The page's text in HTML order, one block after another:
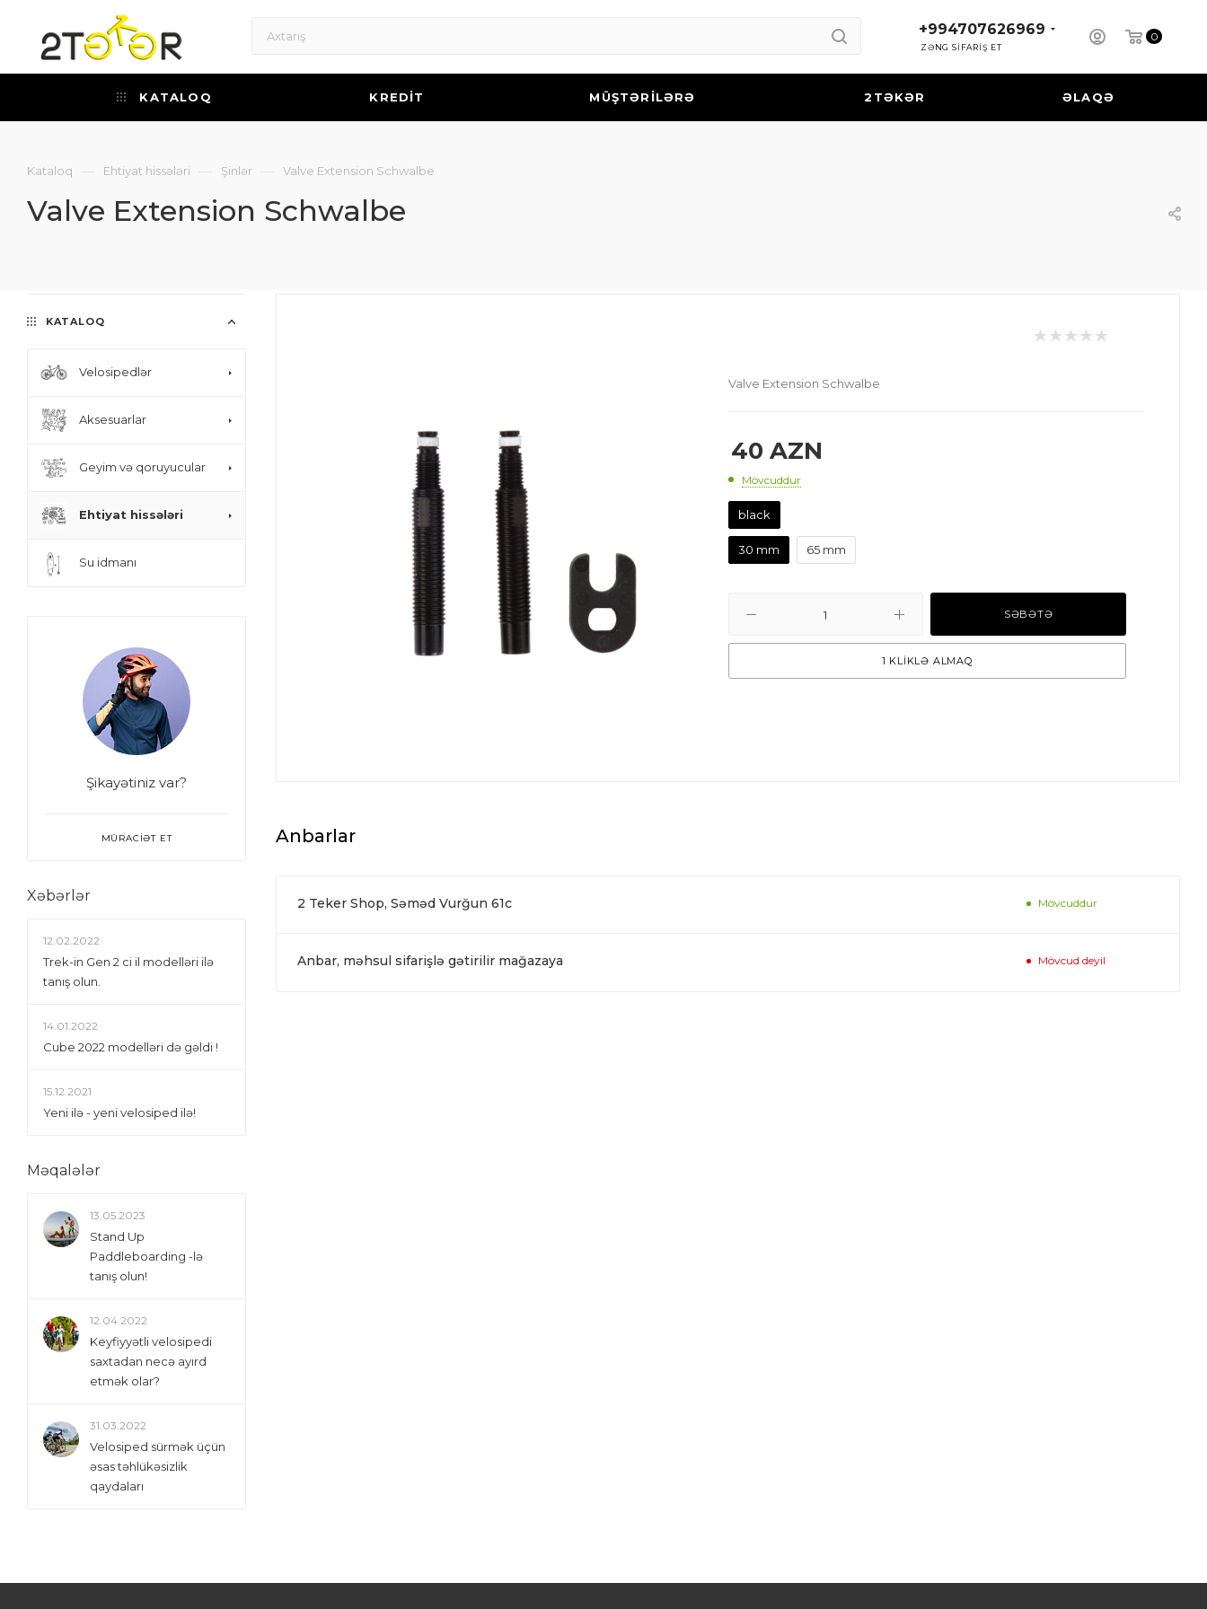
0
+994707626969
ZƏNG SİFARİŞ ET
KATALOQ KREDİT MÜŞTƏRİLƏRƏ 2TƏKƏR ƏLAQƏ
Kataloq — Ehtiyat hissələri — Şinlər — Valve Extension Schwalbe
Valve Extension Schwalbe
Valve Extension Schwalbe
40 AZN
Mövcuddur
black
30 mm 65 mm
SƏBƏTƏ
1 KLİKLƏ ALMAQ
Anbarlar
2 Teker Shop, Səməd Vurğun 61c Mövcuddur
Anbar, məhsul sifarişlə gətirilir mağazaya Mövcud deyil
KATALOQ
Velosipedlər
Aksesuarlar
Geyim və qoruyucular
Ehtiyat hissələri
Su idmanı
Şikayətiniz var?
MÜRACİƏT ET
Xəbərlər
12.02.2022
Trek-in Gen 2 ci il modelləri ilə
tanış olun.
14.01.2022
Сube 2022 modelləri də gəldi !
15.12.2021
Yeni ilə - yeni velosiped ilə!
Məqalələr
13.05.2023
Stand Up
Paddleboarding -lə
tanış olun!
12.04.2022
Keyfiyyətli velosipedi
saxtadan necə ayırd
etmək olar?
31.03.2022
Velosiped sürmək üçün
əsas təhlükəsizlik
qaydaları